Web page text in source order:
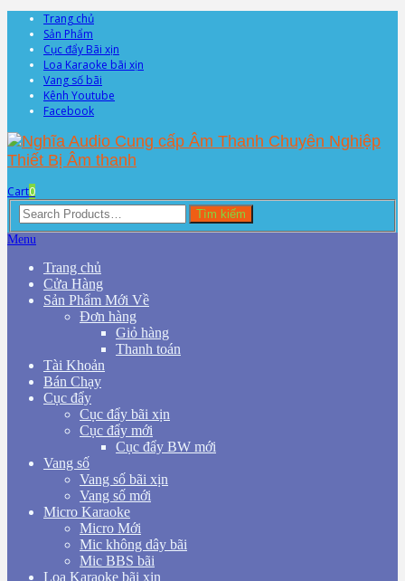
Trang chủ
Sản Phẩm
Cục đẩy Bãi xịn
Loa Karaoke bãi xịn
Vang số bãi
Kênh Youtube
Facebook
Cart0
Search
for:
Tìm kiếm
Menu
Trang chủ
Cửa Hàng
Sản Phẩm Mới Về
Đơn hàng
Giỏ hàng
Thanh toán
Tài Khoản
Bán Chạy
Cục đẩy
Cục đẩy bãi xịn
Cục đẩy mới
Cục đẩy BW mới
Vang số
Vang số bãi xịn
Vang số mới
Micro Karaoke
Micro Mới
Mic không dây bãi
Mic BBS bãi
Loa Karaoke bãi xịn